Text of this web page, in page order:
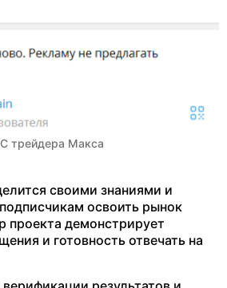
трейдера Макса
своими знаниями и
освоить рынок
проекта демонстрирует
и готовность отвечать на